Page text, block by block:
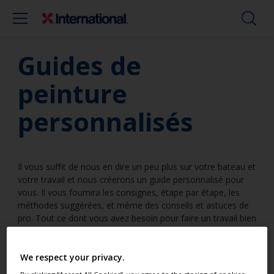
Guides de
peinture
personnalisés
Il vous suffit de nous en dire un peu plus sur votre bateau et
votre travail et nous créerons un guide personnalisé pour
vous. Il vous fournira les consignes, étape par étape, les
méthodes suggérées, et même des conseils et astuces de
pro. Tout ce dont vous avez besoin pour faire un travail bien
fait.
We respect your privacy.